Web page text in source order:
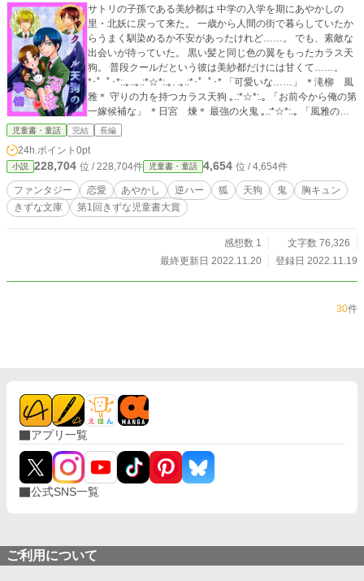
サトリの子孫である美紗都は 中学の入学を期にあやかしの
里・北妖に戻って来た。 一歳から人間の街で暮らしていたか
らうまく馴染めるか不安があったけれど……。 でも、素敵な
出会いが待っていた。 黒い髪と同じ色の翼をもったカラス天
狗。 普段クールだという彼は美紗都だけには甘くて……。
*･゜ﾟ･*:.｡..｡.:*☆*:.｡. .｡.:*･゜ﾟ･* 「可愛いな……」 ＊滝柳 風
雅＊ 守りの力を持つカラス天狗 ｡.:*☆*:.｡ 「お前今から俺の第
一嫁候補な」 ＊日宮 煉＊ 最強の火鬼 ｡.:*☆*:.｡ 「風雅の邪
魔はしたくないけど、簡単に諦めたくもないなぁ」 ＊山里
ファンタジー！／／ 野いちご様 ベリーズカフェ様 魔法のiら
んど様 エブリスタ様 にも掲載しています。
児童書・童話 完結 長編
24h.ポイント 0pt
小説 228,704 位 / 228,704件 児童書・童話 4,654 位 / 4,654件
ファンタジー 恋愛 あやかし 逆ハー 狐 天狗 鬼
胸キュン
きずな文庫
第1回きずな児童書大賞
感想数 1
文字数 76,326
最終更新日 2022.11.20
登録日 2022.11.19
30件
アプリ一覧
公式SNS一覧
ご利用について